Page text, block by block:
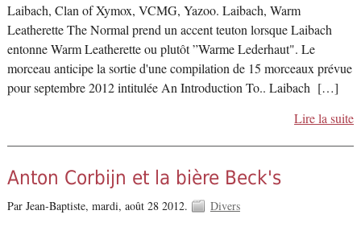
Laibach, Clan of Xymox, VCMG, Yazoo. Laibach, Warm
Leatherette The Normal prend un accent teuton lorsque Laibach
entonne Warm Leatherette ou plutôt ”Warme Lederhaut". Le
morceau anticipe la sortie d'une compilation de 15 morceaux prévue
pour septembre 2012 intitulée An Introduction To.. Laibach […]
Lire la suite
Anton Corbijn et la bière Beck's
Par Jean-Baptiste, mardi, août 28 2012. Divers